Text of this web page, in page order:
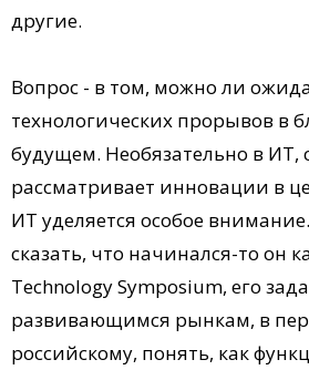
другие.
Вопрос - в том, можно ли
технологических прорывов в
будущем. Необязательно в ИТ,
рассматривает инновации в
ИТ уделяется особое
сказать, что начинался-то он
Technology Symposium, его
развивающимся рынкам, в
российскому, понять, как